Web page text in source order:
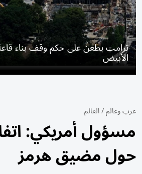
ترامب يطعن على حكم وقف بناء
الأبيض
عرب وعالم/العالم
مسؤول أمريكي:
حول مضيق هرمز